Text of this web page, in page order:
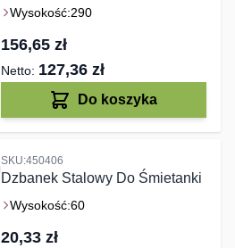
Wysokość:290
156,65 zł
127,36 zł
Do koszyka
SKU:450406
Dzbanek Stalowy Do Śmietanki
Wysokość:60
20,33 zł